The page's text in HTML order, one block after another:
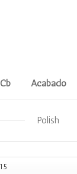
Cb Acabado
Polish